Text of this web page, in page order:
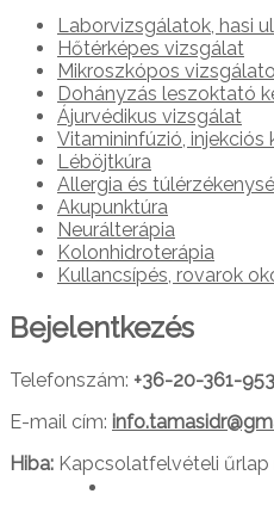
Laborvizsgálatok, hasi
Hőtérképes vizsgálat
Mikroszkópos
Dohányzás leszoktató
Ájurvédikus vizsgálat
Vitamininfúzió, injekciós
Léböjtkúra
Allergia és
Akupunktúra
Neurálterápia
Kolonhidroterápia
Kullancsípés, rovarok
Bejelentkezés
Telefonszám: +36-20-361-
E-mail cím:
Hiba: Kapcsolatfelvételi űrlap